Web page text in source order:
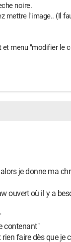
noire.
mettre l'image.. (Il
menu "modifier le
je donne ma
ouvert où il y a
contenant"
faire dès que je